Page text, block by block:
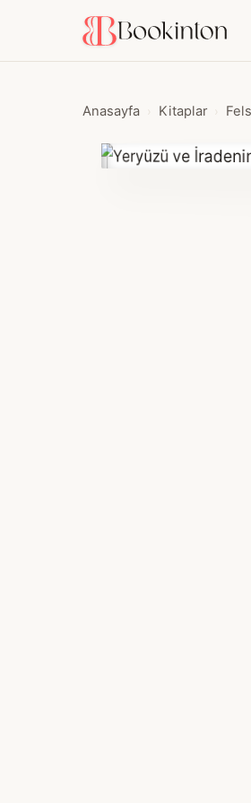
Anasayfa Kitaplar